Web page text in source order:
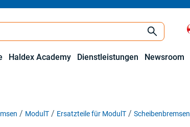
Haldex Academy Dienstleistungen Newsroom
ModulT Ersatzteile für ModulT Scheibenbremsen